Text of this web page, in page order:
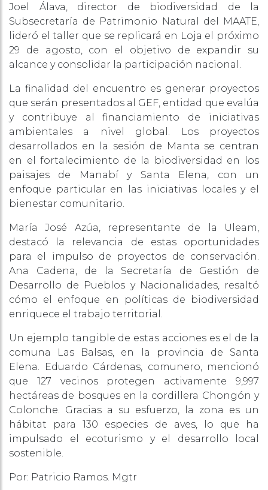
Joel Álava, director de biodiversidad de la
Subsecretaría de Patrimonio Natural del MAATE,
lideró el taller que se replicará en Loja el próximo
29 de agosto, con el objetivo de expandir su
alcance y consolidar la participación nacional.
La finalidad del encuentro es generar proyectos
que serán presentados al GEF, entidad que evalúa
y contribuye al financiamiento de iniciativas
ambientales a nivel global. Los proyectos
desarrollados en la sesión de Manta se centran
en el fortalecimiento de la biodiversidad en los
paisajes de Manabí y Santa Elena, con un
enfoque particular en las iniciativas locales y el
bienestar comunitario.
María José Azúa, representante de la Uleam,
destacó la relevancia de estas oportunidades
para el impulso de proyectos de conservación.
Ana Cadena, de la Secretaría de Gestión de
Desarrollo de Pueblos y Nacionalidades, resaltó
cómo el enfoque en políticas de biodiversidad
enriquece el trabajo territorial.
Un ejemplo tangible de estas acciones es el de la
comuna Las Balsas, en la provincia de Santa
Elena. Eduardo Cárdenas, comunero, mencionó
que 127 vecinos protegen activamente 9,997
hectáreas de bosques en la cordillera Chongón y
Colonche. Gracias a su esfuerzo, la zona es un
hábitat para 130 especies de aves, lo que ha
impulsado el ecoturismo y el desarrollo local
sostenible.
Por: Patricio Ramos. Mgtr